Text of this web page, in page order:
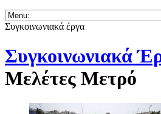
Συγκοινωνιακά έργα
Συγκοινωνιακά
Μελέτες Μετρό